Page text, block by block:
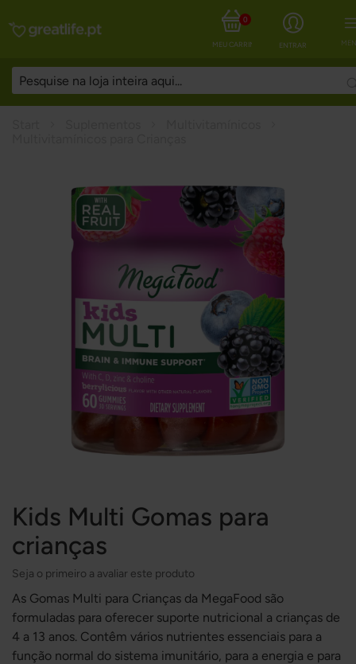
ENTRAR
MEU CARRINHO
0
Kids Multi Gomas para
crianças
Seja o primeiro a avaliar este produto
As Gomas Multi para Crianças da MegaFood são
formuladas para oferecer suporte nutricional a crianças de
4 a 13 anos. Contêm vários nutrientes essenciais para a
função normal do sistema imunitário, para a energia e para